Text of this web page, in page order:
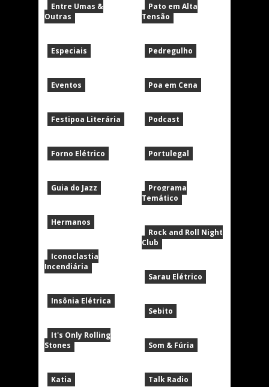
Entre Umas &
Outras
Especiais
Eventos
Festipoa Literária
Forno Elétrico
Guia do Jazz
Hermanos
Iconoclastia
Incendiária
Insônia Elétrica
It's Only Rolling
Stones
Katia
Pato em Alta
Tensão
Pedregulho
Poa em Cena
Podcast
Portulegal
Programa
Temático
Rock and Roll Night
Club
Sarau Elétrico
Sebito
Som & Fúria
Talk Radio